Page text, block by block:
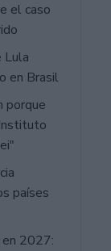
el caso
Lula
en Brasil
porque
países
2027: